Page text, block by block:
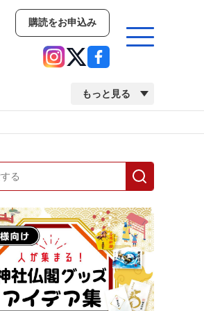
購読をお申込み
もっと見る
イベント
事・移転・異動・訃報
2022 検査・校正特集